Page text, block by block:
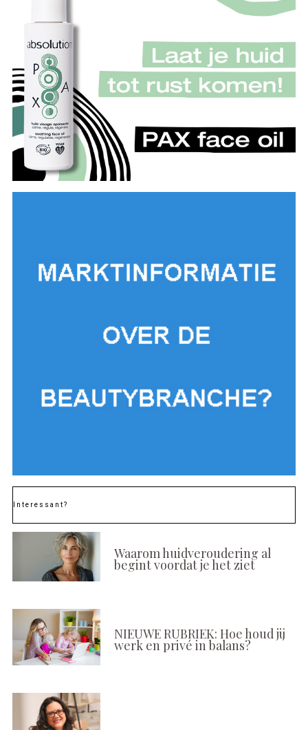
Interessant?
Waarom huidveroudering al
begint voordat je het ziet
NIEUWE RUBRIEK: Hoe houd jij
werk en privé in balans?